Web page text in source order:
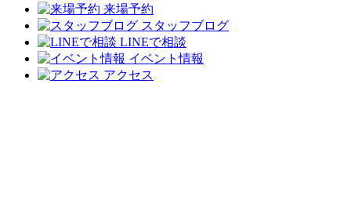
来場予約
スタッフブログ
LINEで相談
イベント情報
アクセス